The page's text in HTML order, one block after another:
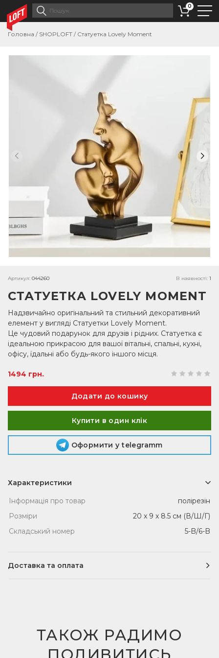
0
Головна / SHOPLOFT / Статуетка Lovely Moment
Артикул: 044260 В наявності: 1
СТАТУЕТКА LOVELY MOMENT
Надзвичайно оригінальний та стильний декоративний
елемент у вигляді Статуетки Lovely Moment.
Це чудовий подарунок для друзів і рідних. Статуетка є
ідеальною прикрасою для вашої вітальні, спальні, кухні,
офісу, їдальні або будь-якого іншого місця.
1494 грн.
Купити в один клік
Оформити у telegramm
Характеристики
Інформація про товар
полірезін
Розміри
20 x 9 x 8.5 см (В/Ш/Г)
Складський номер
5-B/6-B
Доставка та оплата
Служби доставки по Україні
Здійснюється будь-якими службами доставки
ТАКОЖ РАДИМО